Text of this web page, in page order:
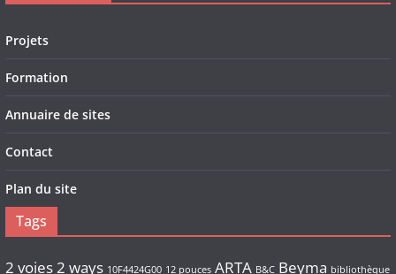
Projets
Formation
Annuaire de sites
Contact
Plan du site
Tags
2 voies2 ways 10F4424G00 12 pouces ARTA B&C Beyma bibliothèque